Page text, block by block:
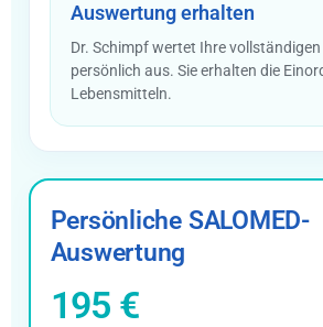
Auswertung erhalten
Dr. Schimpf wertet Ihre
persönlich aus. Sie erhalten die
Lebensmitteln.
Persönliche SALOMED-
Auswertung
195 €